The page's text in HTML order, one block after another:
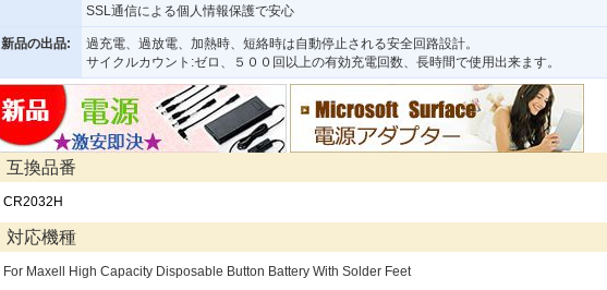
SSL通信による個人情報保護で安心
新品の出品:
過充電、過放電、加熱時、短絡時は自動停止される安全回路設計。
サイクルカウント:ゼロ、５００回以上の有効充電回数、長時間で使用出来ます。
互換品番
CR2032H
対応機種
For Maxell High Capacity Disposable Button Battery With Solder Feet